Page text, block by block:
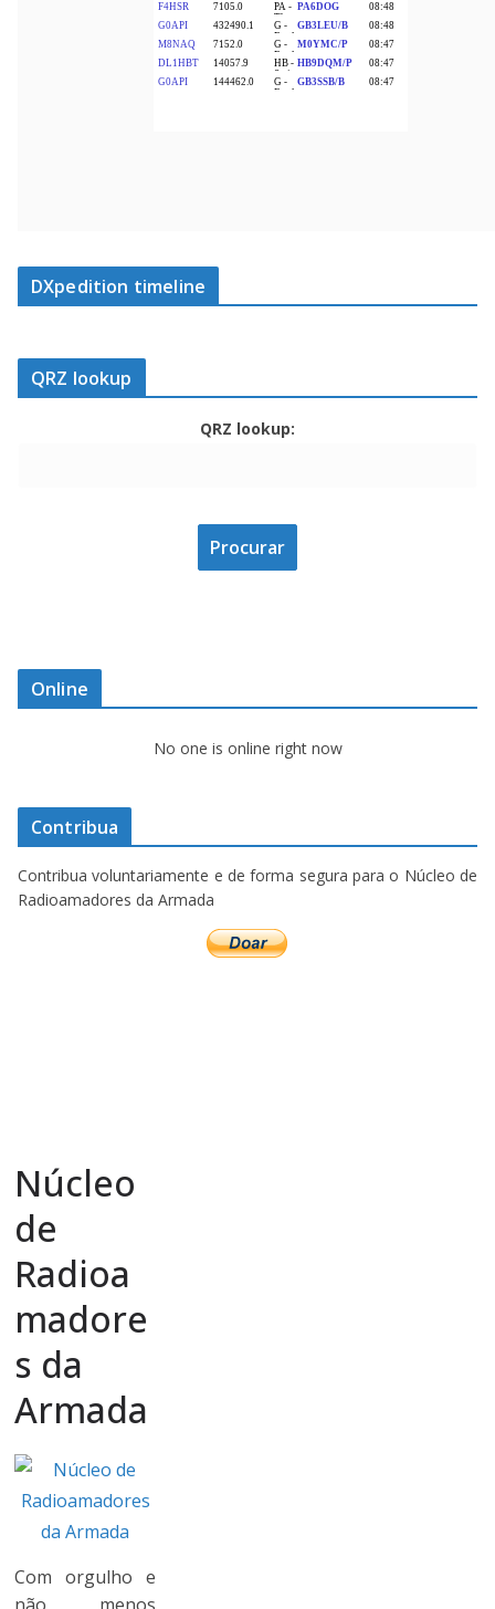
DXpedition timeline
QRZ lookup
QRZ lookup:
Online
No one is online right now
Contribua
Contribua voluntariamente e de forma segura para o Núcleo de
Radioamadores da Armada
Núcleo
de
Radioa
madore
s da
Armada
Com orgulho e